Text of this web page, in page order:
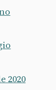
2020